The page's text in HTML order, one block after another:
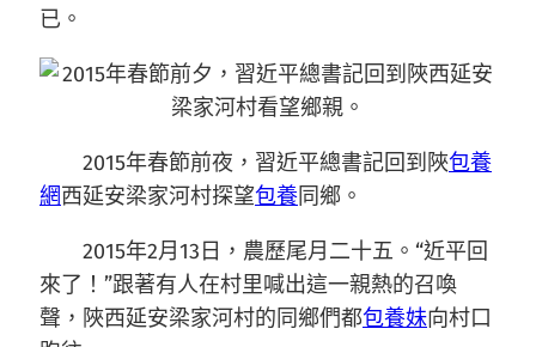
已。
2015年春節前夜，習近平總書記回到陜包養
網西延安梁家河村探望包養同鄉。
2015年2月13日，農歷尾月二十五。“近平回
來了！”跟著有人在村里喊出這一親熱的召喚
聲，陜西延安梁家河村的同鄉們都包養妹向村口